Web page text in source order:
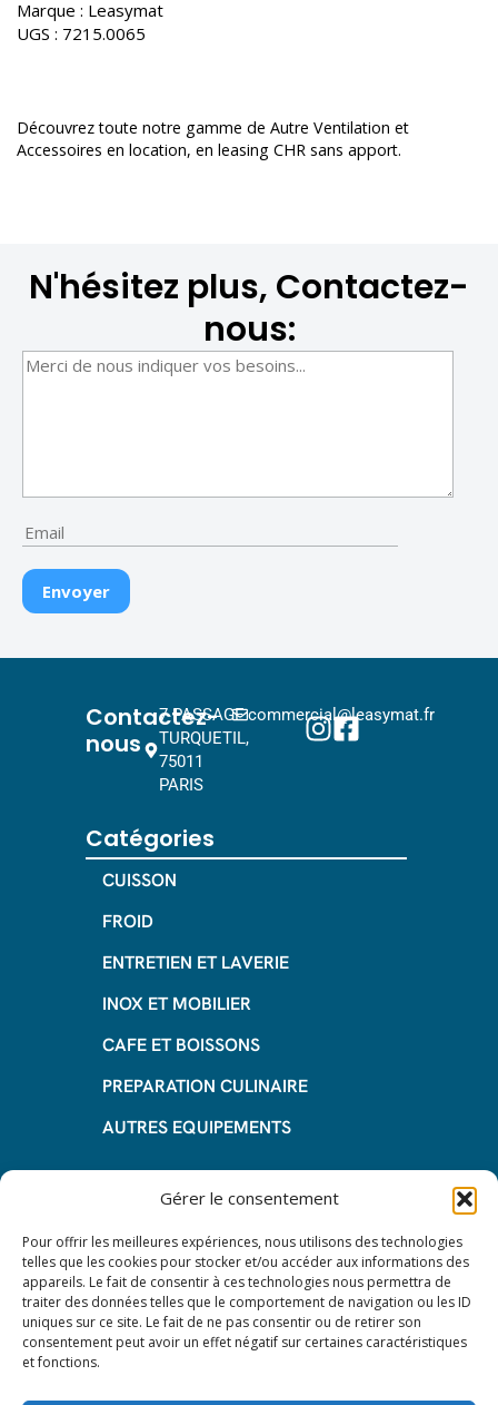
Gérer le consentement
Pour offrir les meilleures expériences, nous utilisons des technologies
telles que les cookies pour stocker et/ou accéder aux informations des
appareils. Le fait de consentir à ces technologies nous permettra de
traiter des données telles que le comportement de navigation ou les ID
uniques sur ce site. Le fait de ne pas consentir ou de retirer son
consentement peut avoir un effet négatif sur certaines caractéristiques
et fonctions.
Marque : Leasymat
UGS : 7215.0065
Découvrez toute notre gamme de Autre Ventilation et
Accessoires en location, en leasing CHR sans apport.
N'hésitez plus, Contactez-
nous:
Contactez-
nous
7 PASSAGE
TURQUETIL,
75011
PARIS
commercial@leasymat.fr
Catégories
CUISSON
FROID
ENTRETIEN ET LAVERIE
INOX ET MOBILIER
CAFE ET BOISSONS
PREPARATION CULINAIRE
AUTRES EQUIPEMENTS
Informations
Questions fréquentes
Les avantages de la LOA
Les étapes du leasing de matériel
de restauration